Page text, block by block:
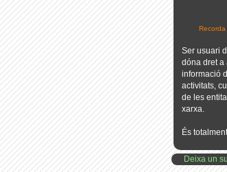
Ser usuari
dóna dret a
informació
activitats,
de les
xarxa.
És
Deixa un